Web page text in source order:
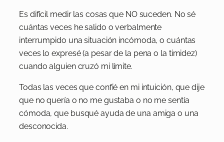
Es difícil medir las cosas que NO suceden. No sé
cuántas veces he salido o verbalmente
interrumpido una situación incómoda, o cuántas
veces lo expresé (a pesar de la pena o la timidez)
cuando alguien cruzó mi límite.
Todas las veces que confié en mi intuición, que dije
que no quería o no me gustaba o no me sentía
cómoda, que busqué ayuda de una amiga o una
desconocida.